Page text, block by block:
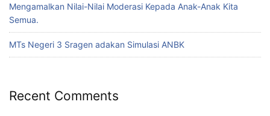
Mengamalkan Nilai-Nilai Moderasi Kepada Anak-Anak Kita
Semua.
MTs Negeri 3 Sragen adakan Simulasi ANBK
Recent Comments